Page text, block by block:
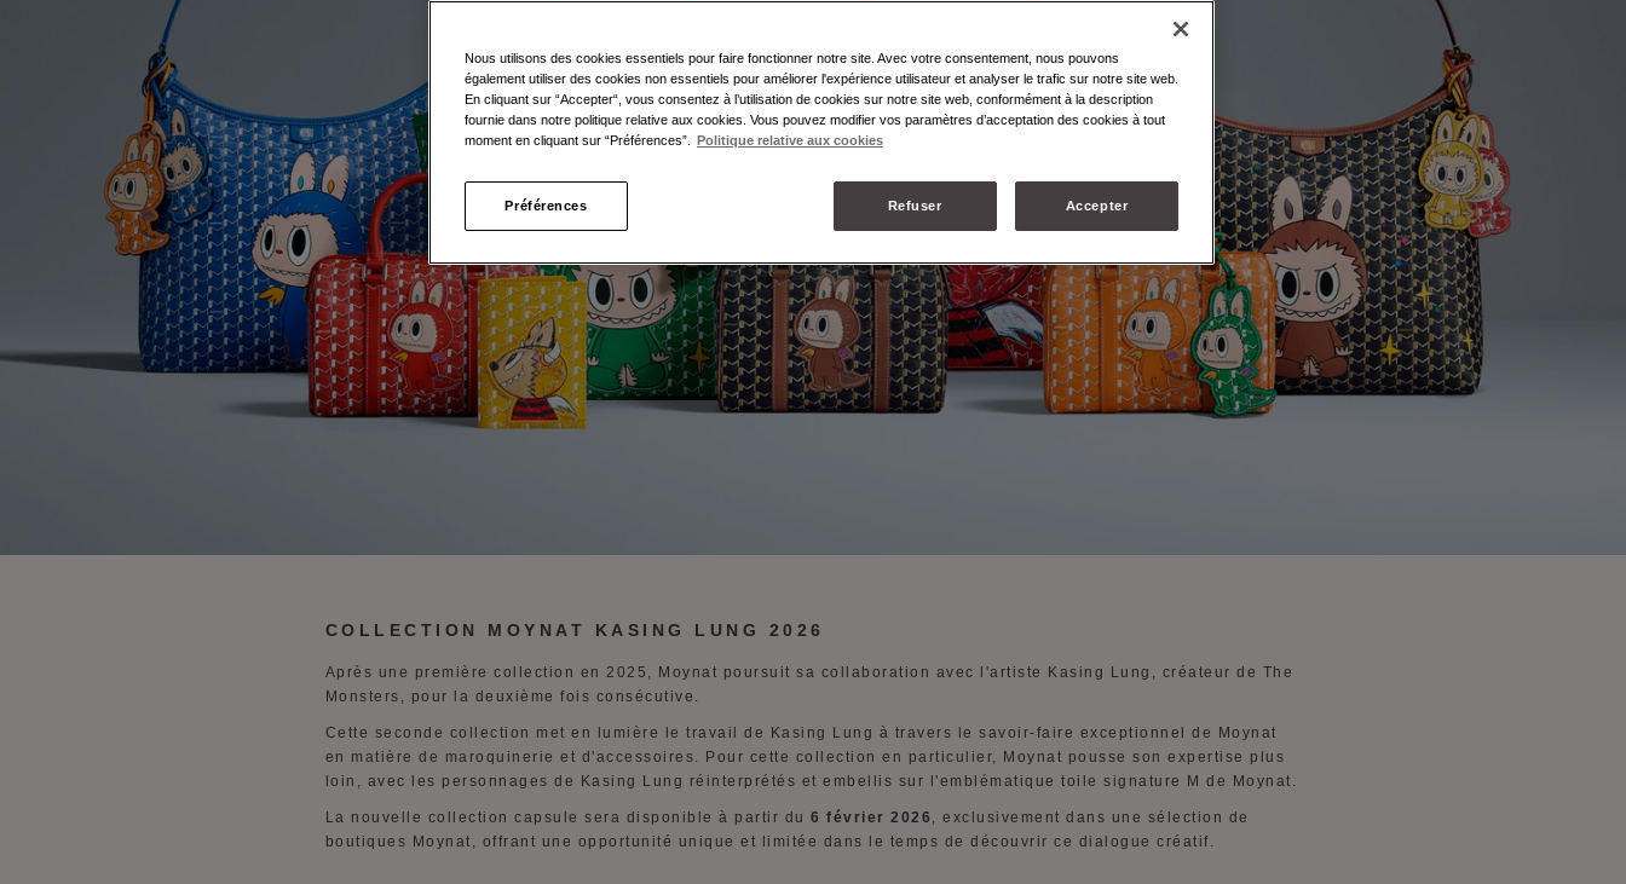
COLLECTION MOYNAT KASING LUNG 2026
Après une première collection en 2025, Moynat poursuit sa collaboration avec l'artiste Kasing Lung, créateur de The
Monsters, pour la deuxième fois consécutive.
Cette seconde collection met en lumière le travail de Kasing Lung à travers le savoir-faire exceptionnel de Moynat
en matière de maroquinerie et d'accessoires. Pour cette collection en particulier, Moynat pousse son expertise plus
loin, avec les personnages de Kasing Lung réinterprétés et embellis sur l'emblématique toile signature M de Moynat.
La nouvelle collection capsule sera disponible à partir du6 février 2026 , exclusivement dans une sélection de
boutiques Moynat, offrant une opportunité unique et limitée dans le temps de découvrir ce dialogue créatif.
Nous utilisons des cookies essentiels pour faire fonctionner notre site. Avec votre consentement, nous pouvons
également utiliser des cookies non essentiels pour améliorer l'expérience utilisateur et analyser le trafic sur notre site web.
En cliquant sur “Accepter“, vous consentez à l’utilisation de cookies sur notre site web, conformément à la description
fournie dans notre politique relative aux cookies. Vous pouvez modifier vos paramètres d’acceptation des cookies à tout
moment en cliquant sur “Préférences”.
Politique relative aux cookies
Préférences Refuser Accepter